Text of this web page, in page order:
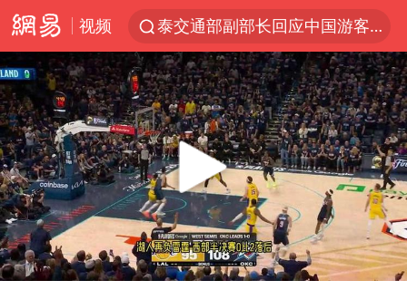
视频
泰交通部副部长回应中国游客遭歧视
美国将对多晶硅衍生品加征15%关税
台风白海豚体型变大近似13个浙江面积
1岁宝宝碰坏纸巾盒 宝妈被索赔924元
泸溪河：桃酥吃出金属牙冠视频不实
Meta被判支付5.67亿美元
台风白海豚逼近 暴雨大暴雨来袭
“空调24小时开着更省电”不实
Play
00:00 00:34